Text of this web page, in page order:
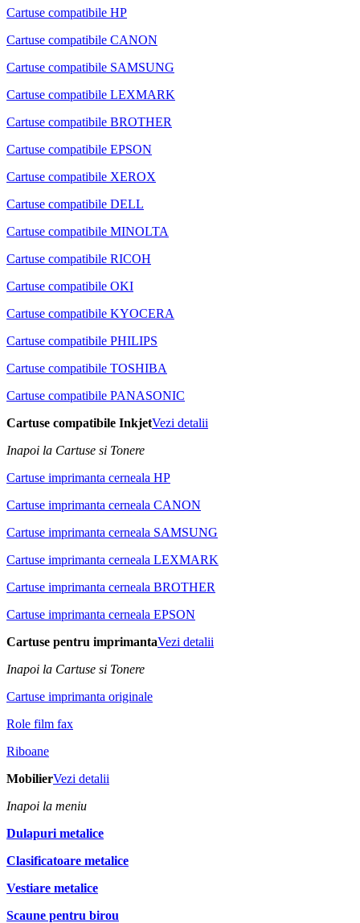
Cartuse compatibile HP
Cartuse compatibile CANON
Cartuse compatibile SAMSUNG
Cartuse compatibile LEXMARK
Cartuse compatibile BROTHER
Cartuse compatibile EPSON
Cartuse compatibile XEROX
Cartuse compatibile DELL
Cartuse compatibile MINOLTA
Cartuse compatibile RICOH
Cartuse compatibile OKI
Cartuse compatibile KYOCERA
Cartuse compatibile PHILIPS
Cartuse compatibile TOSHIBA
Cartuse compatibile PANASONIC
Cartuse compatibile InkjetVezi detalii
Inapoi la Cartuse si Tonere
Cartuse imprimanta cerneala HP
Cartuse imprimanta cerneala CANON
Cartuse imprimanta cerneala SAMSUNG
Cartuse imprimanta cerneala LEXMARK
Cartuse imprimanta cerneala BROTHER
Cartuse imprimanta cerneala EPSON
Cartuse pentru imprimantaVezi detalii
Inapoi la Cartuse si Tonere
Cartuse imprimanta originale
Role film fax
Riboane
MobilierVezi detalii
Inapoi la meniu
Dulapuri metalice
Clasificatoare metalice
Vestiare metalice
Scaune pentru birou